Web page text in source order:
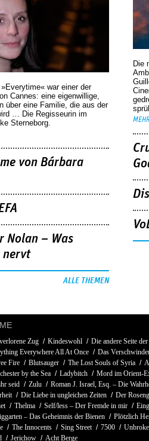
war einer der
Cannes: eine eigenwillige,
über eine ­Familie, die aus der
… Die Regisseurin im
Sterneborg.
von Bárbara
Nolan – Was
nervt
ALLE THEMEN
Die
Zug Kindeswohl
Die andere Seite
Everywhere All At Once
Das
Fire
Blutsauger The Lost Souls of Syria
by the Sea
Ladybitch Mord im Orient-
seid
Zulu
Roman J. Israel, Esq. – Die
Die Liebe in ungleichen Zeiten
Der
Thelma Self/less – Der Fremde in mir
– Das Geheimnis der Bienen
Plötzlich
The Innocents Sing Street 7500
Jerichow Acht Berge